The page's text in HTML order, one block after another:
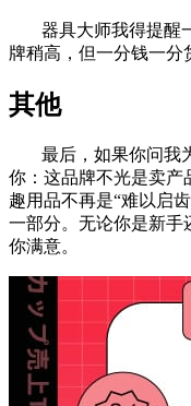
器具大师我得提醒
牌稍高，但一分钱一分
其他
最后，如果你问我
你：这品牌不光是卖产
趣用品不再是“难以启
一部分。无论你是新手
你满意。